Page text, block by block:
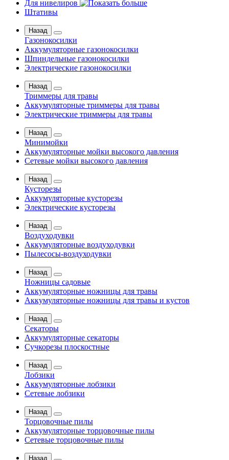
Для нивелиров
Штативы
Назад
Газонокосилки
Аккумуляторные газонокосилки
Шпиндельные газонокосилки
Электрические газонокосилки
Назад
Триммеры для травы
Аккумуляторные триммеры для травы
Электрические триммеры для травы
Назад
Минимойки
Аккумуляторные мойки высокого давления
Сетевые мойки высокого давления
Назад
Кусторезы
Аккумуляторные кусторезы
Электрические кусторезы
Назад
Воздуходувки
Аккумуляторные воздуходувки
Пылесосы-воздуходувки
Назад
Ножницы садовые
Аккумуляторные ножницы для травы
Аккумуляторные ножницы для травы и кустов
Назад
Секаторы
Аккумуляторные секаторы
Сучкорезы плоскостные
Назад
Лобзики
Аккумуляторные лобзики
Сетевые лобзики
Назад
Торцовочные пилы
Аккумуляторные торцовочные пилы
Сетевые торцовочные пилы
Назад